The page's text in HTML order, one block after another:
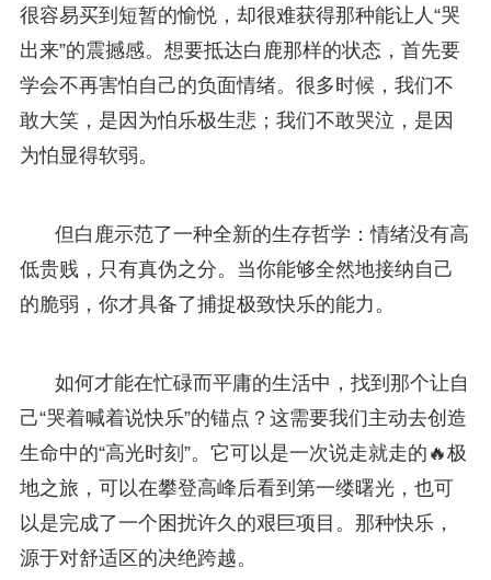
很容易买到短暂的愉悦，却很难获得那种能让人“哭
出来”的震撼感。想要抵达白鹿那样的状态，首先要
学会不再害怕自己的负面情绪。很多时候，我们不
敢大笑，是因为怕乐极生悲；我们不敢哭泣，是因
为怕显得软弱。
但白鹿示范了一种全新的生存哲学：情绪没有高
低贵贱，只有真伪之分。当你能够全然地接纳自己
的脆弱，你才具备了捕捉极致快乐的能力。
如何才能在忙碌而平庸的生活中，找到那个让自
己“哭着喊着说快乐”的锚点？这需要我们主动去创造
生命中的“高光时刻”。它可以是一次说走就走的🔥极
地之旅，可以在攀登高峰后看到第一缕曙光，也可
以是完成了一个困扰许久的艰巨项目。那种快乐，
源于对舒适区的决绝跨越。